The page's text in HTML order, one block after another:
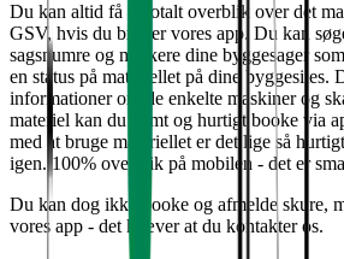
Du kan altid få et totalt overblik over det
GSV, hvis du bruger vores app. Du kan
sagsnumre og markere dine byggesager
en status på materiellet på dine byggesites.
informationer om de enkelte maskiner og
materiel kan du nemt og hurtigt booke via
med at bruge materiellet er det lige så
igen. 100% overblik på mobilen - det er
Du kan dog ikke booke og afmelde skure,
vores app - det kræver at du kontakter os.